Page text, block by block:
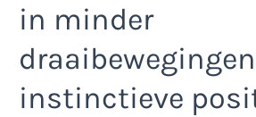
in minder
instinctieve